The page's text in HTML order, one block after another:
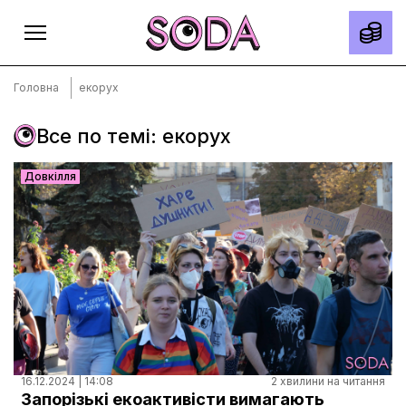
Головна
Тексти
Спецпроєкти
Slow news
Місто
Про нас
Редакційна політика
Правила використання матеріалів
Головна екорух
Все по темі: екорух
Довкілля
16.12.2024 | 14:08 2 хвилини на читання
Запорізькі екоактивісти вимагають